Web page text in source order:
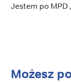
Jestem po MPD
Możesz